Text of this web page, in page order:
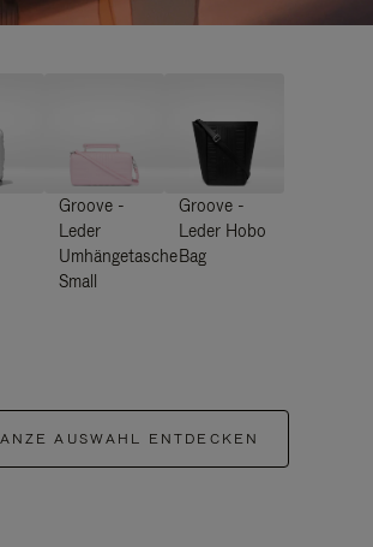
Groove -
Leder
Umhängetasche
Small
Groove -
Leder Hobo
Bag
AUSWAHL ENTDECKEN